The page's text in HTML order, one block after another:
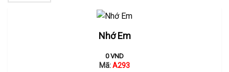
Nhớ Em
0VND
Mã:A293